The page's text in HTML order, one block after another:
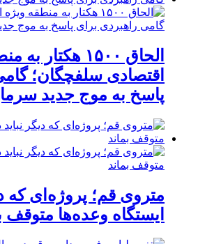
الحاق ۱۵۰۰ هکتار
اقتصادی سلفچگان؛
پاسخ به موج جدید
متروی قم؛ پروژه‌ای که
ایستگاه وعده‌ها متوقف